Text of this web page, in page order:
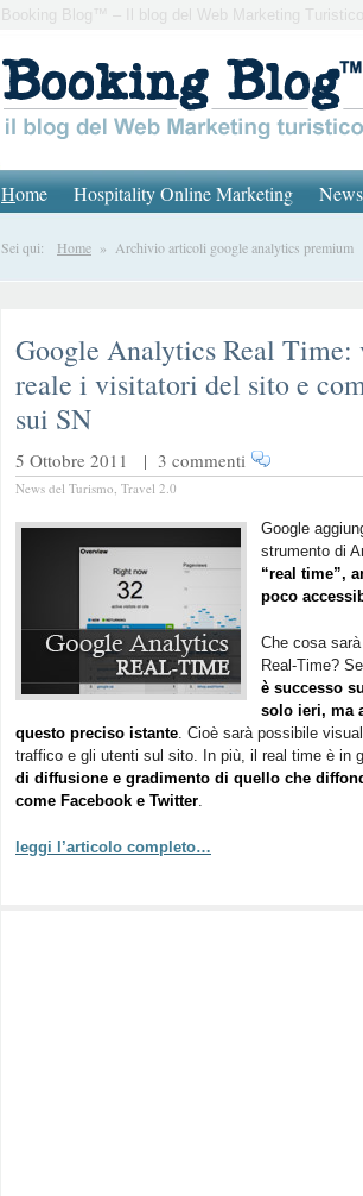
Booking Blog™ – Il blog del Web Marketing Turistico
Home Hospitality Online Marketing
Sei qui: Home » Archivio articoli google analytics premium
Google Analytics Real Time:
reale i visitatori del sito e
sui SN
5 Ottobre 2011 | 3 commenti
News del Turismo, Travel 2.0
Google
strumento di
“real time”,
poco
Che cosa
Real-Time?
è successo
solo ieri, ma
questo preciso istante. Cioè sarà possibile
traffico e gli utenti sul sito. In più, il real time è in
di diffusione e gradimento di quello che
come Facebook e Twitter.
leggi l’articolo completo…